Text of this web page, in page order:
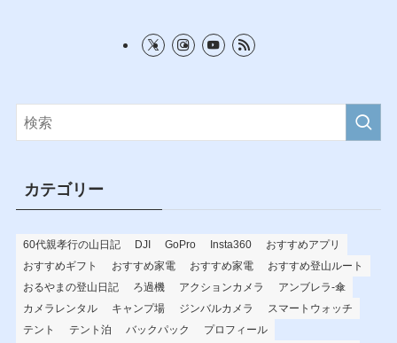
カテゴリー
60代親孝行の山日記 DJI GoPro Insta360
おすすめアプリ
おすすめギフト
おすすめ家電 おすすめ家電
おすすめ登山ルート
おるやまの登山日記
ろ過機 アクションカメラ
アンブレラ-傘
カメラレンタル
キャンプ場 ジンバルカメラ
スマートウォッチ
テント
テント泊 バックパック
プロフィール